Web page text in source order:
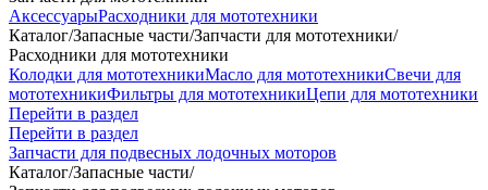
АксессуарыРасходники для мототехники
Каталог/Запасные части/Запчасти для мототехники/
Расходники для мототехники
Колодки для мототехникиМасло для мототехникиСвечи для
мототехникиФильтры для мототехникиЦепи для мототехники
Перейти в раздел
Перейти в раздел
Запчасти для подвесных лодочных моторов
Каталог/Запасные части/